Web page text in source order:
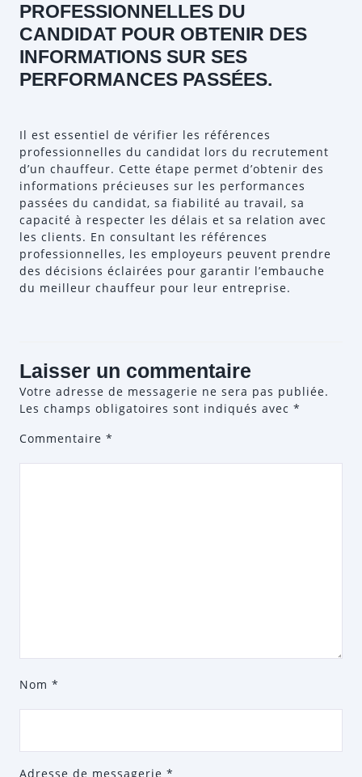
PROFESSIONNELLES DU
CANDIDAT POUR OBTENIR DES
INFORMATIONS SUR SES
PERFORMANCES PASSÉES.
Il est essentiel de vérifier les références
professionnelles du candidat lors du recrutement
d’un chauffeur. Cette étape permet d’obtenir des
informations précieuses sur les performances
passées du candidat, sa fiabilité au travail, sa
capacité à respecter les délais et sa relation avec
les clients. En consultant les références
professionnelles, les employeurs peuvent prendre
des décisions éclairées pour garantir l’embauche
du meilleur chauffeur pour leur entreprise.
Laisser un commentaire
Votre adresse de messagerie ne sera pas publiée.
Les champs obligatoires sont indiqués avec *
Commentaire *
Nom *
Adresse de messagerie *